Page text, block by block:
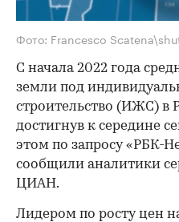
Фото: Francesco
С начала 2022 года
земли под
строительство (ИЖС) в
достигнув к середине
этом по запросу «РБК-
сообщили аналитики
ЦИАН.
Лидером по росту цен